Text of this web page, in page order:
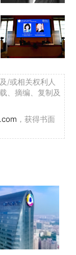
/或相关权利人
、摘编、复制及
，获得书面